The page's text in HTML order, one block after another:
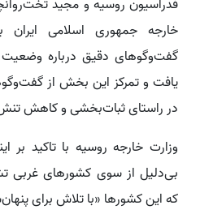
فدراسیون روسیه و مجید
خارجه جمهوری اسلامی ایران
گفت‌وگوهای دقیق درباره وضعیت
یافت و تمرکز این بخش از
در راستای ثبات‌بخشی و کاهش
وزارت خارجه روسیه با تاکید بر
بی‌دلیل از سوی کشورهای غربی
که این کشورها «با تلاش برای